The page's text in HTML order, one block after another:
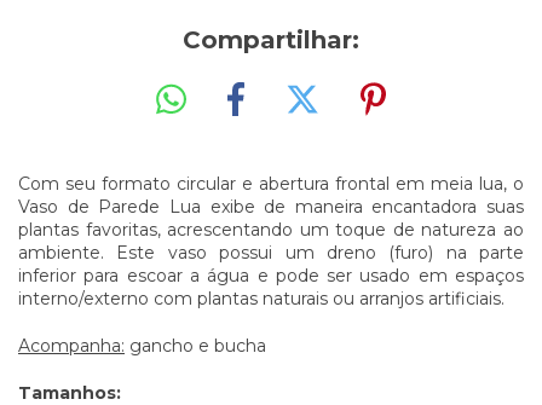
Compartilhar:
Com seu formato circular e abertura frontal em meia lua, o
Vaso de Parede Lua exibe de maneira encantadora suas
plantas favoritas, acrescentando um toque de natureza ao
ambiente. Este vaso possui um dreno (furo) na parte
inferior para escoar a água e pode ser usado em espaços
interno/externo com plantas naturais ou arranjos artificiais.
Acompanha: gancho e bucha
Tamanhos: